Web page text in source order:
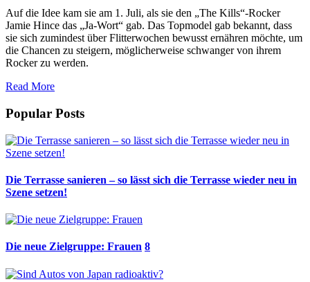
Auf die Idee kam sie am 1. Juli, als sie den „The Kills“-Rocker
Jamie Hince das „Ja-Wort“ gab. Das Topmodel gab bekannt, dass
sie sich zumindest über Flitterwochen bewusst ernähren möchte, um
die Chancen zu steigern, möglicherweise schwanger von ihrem
Rocker zu werden.
Read More
Popular Posts
Die Terrasse sanieren – so lässt sich die Terrasse wieder neu in
Szene setzen!
Die neue Zielgruppe: Frauen 8